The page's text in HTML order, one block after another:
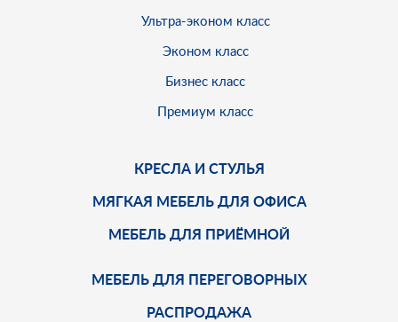
Ультра-эконом класс
Эконом класс
Бизнес класс
Премиум класс
КРЕСЛА И СТУЛЬЯ
МЯГКАЯ МЕБЕЛЬ ДЛЯ ОФИСА
МЕБЕЛЬ ДЛЯ ПРИЁМНОЙ
МЕБЕЛЬ ДЛЯ ПЕРЕГОВОРНЫХ
РАСПРОДАЖА